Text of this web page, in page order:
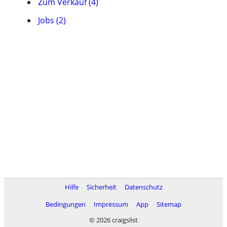
Jobs (2)
Hilfe Sicherheit
Datenschutz
Bedingungen
Impressum App
Sitemap
© 2026 craigslist